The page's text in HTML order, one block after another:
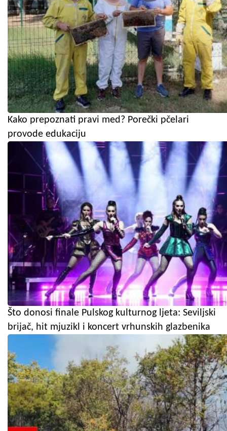
Kako prepoznati pravi med? Porečki pčelari
provode edukaciju
Što donosi finale Pulskog kulturnog ljeta: Seviljski
brijač, hit mjuzikl i koncert vrhunskih glazbenika